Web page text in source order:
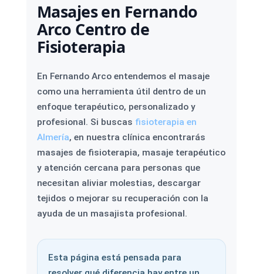
Masajes en Fernando
Arco Centro de
Fisioterapia
En Fernando Arco entendemos el masaje
como una herramienta útil dentro de un
enfoque terapéutico, personalizado y
profesional. Si buscas fisioterapia en
Almería, en nuestra clínica encontrarás
masajes de fisioterapia, masaje terapéutico
y atención cercana para personas que
necesitan aliviar molestias, descargar
tejidos o mejorar su recuperación con la
ayuda de un masajista profesional.
Esta página está pensada para